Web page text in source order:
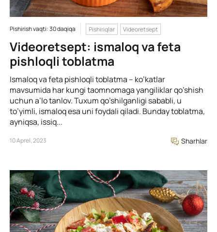
Pishirish vaqti: 30 daqiqa Pishiriqlar Videoretsept
Videoretsept: ismaloq va feta
pishloqli toblatma
Ismaloq va feta pishloqli toblatma – ko’katlar
mavsumida har kungi taomnomaga yangiliklar qo’shish
uchun a’lo tanlov. Tuxum qo’shilganligi sababli, u
to’yimli, ismaloq esa uni foydali qiladi. Bunday toblatma,
ayniqsa, issiq...
10 Aprel, 2023 Sharhlar